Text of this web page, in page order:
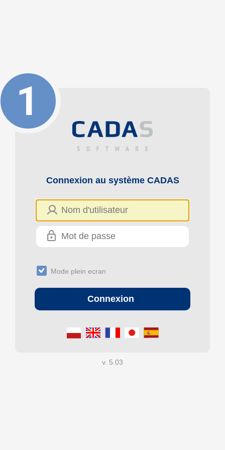
Connexion au système CADAS
Mode plein ecran
v. 5.03